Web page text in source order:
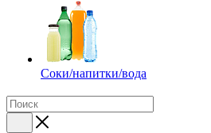
Соки/напитки/вода